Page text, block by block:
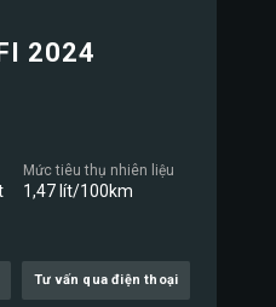
2024
Mức tiêu thụ nhiên liệu
1,47 lít/100km
Tư vấn qua điện thoại